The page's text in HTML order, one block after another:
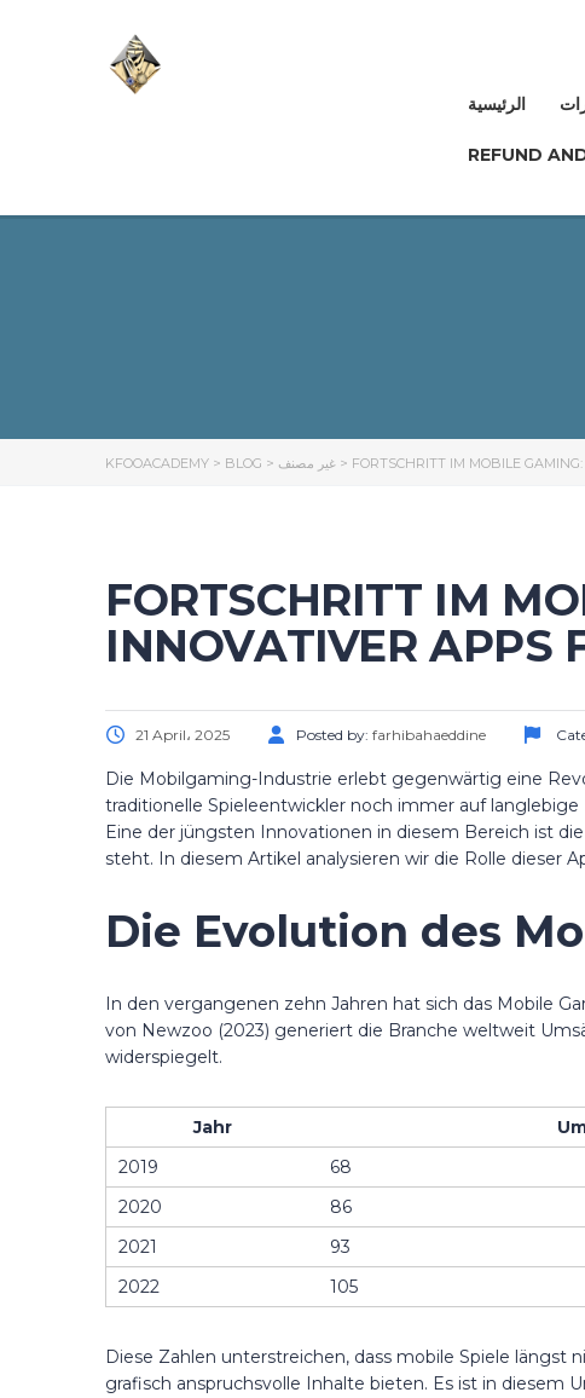
الرئيسية
REFUND
KFOOACADEMY > BLOG > غير مصنف > FORTSCHRITT IM MOBILE
FORTSCHRITT IM
INNOVATIVER APPS
21 April، 2025 Posted by: farhibahaeddine
Die Mobilgaming-Industrie erlebt gegenwärtig eine
traditionelle Spieleentwickler noch immer auf
Eine der jüngsten Innovationen in diesem Bereich ist die
steht. In diesem Artikel analysieren wir die Rolle dieser
Die Evolution des
In den vergangenen zehn Jahren hat sich das Mobile
von Newzoo (2023) generiert die Branche weltweit
widerspiegelt.
Jahr
2019
68
2020
86
2021
93
2022
105
Diese Zahlen unterstreichen, dass mobile Spiele
grafisch anspruchsvolle Inhalte bieten. Es ist in diesem